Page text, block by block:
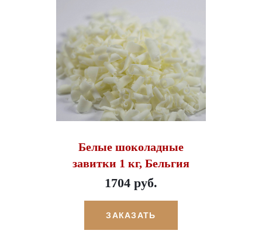
Белые шоколадные
завитки 1 кг, Бельгия
1704 руб.
ЗАКАЗАТЬ